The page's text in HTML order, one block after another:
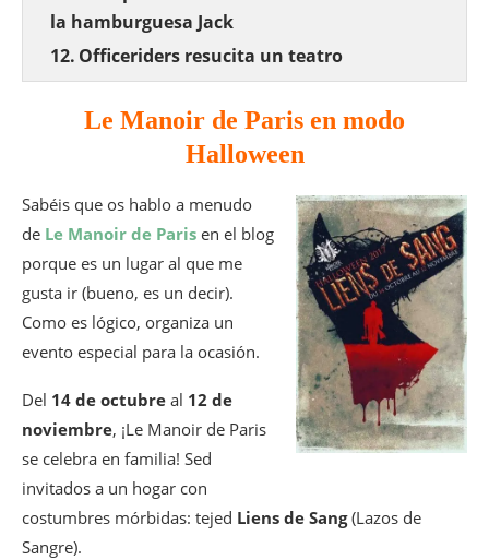
la hamburguesa Jack
Officeriders resucita un teatro
abandonado
Tomar un Pumpkin Latte en el 16
sustos y escalofríos para este periodo de
Halloween!
Le Manoir de Paris en modo
Halloween
Sabéis que os hablo a menudo
de Le Manoir de Paris en el blog
porque es un lugar al que me
gusta ir (bueno, es un decir).
Como es lógico, organiza un
evento especial para la ocasión.
Del 14 de octubre al 12 de
noviembre, ¡Le Manoir de Paris
se celebra en familia! Sed
invitados a un hogar con
costumbres mórbidas: tejed Liens de Sang(Lazos de
Sangre).